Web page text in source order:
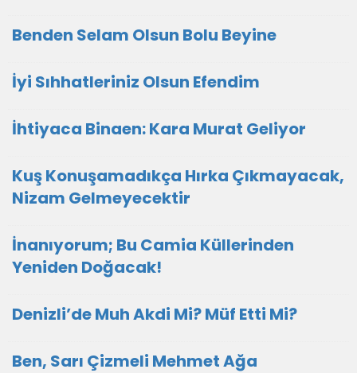
Benden Selam Olsun Bolu Beyine
İyi Sıhhatleriniz Olsun Efendim
İhtiyaca Binaen: Kara Murat Geliyor
Kuş Konuşamadıkça Hırka Çıkmayacak,
Nizam Gelmeyecektir
İnanıyorum; Bu Camia Küllerinden
Yeniden Doğacak!
Denizli’de Muh Akdi Mi? Müf Etti Mi?
Ben, Sarı Çizmeli Mehmet Ağa